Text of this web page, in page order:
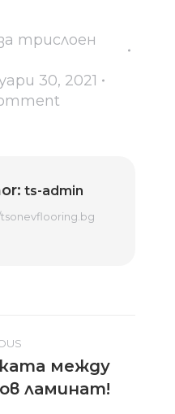
трислоен
30, 2021
ts-admin
между
ламинат!